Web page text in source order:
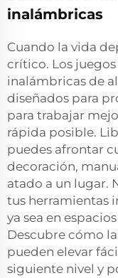
inalámbricas
Cuando la vida
crítico. Los
inalámbricas de
diseñados para
para trabajar
rápida posible.
puedes afrontar
decoración,
atado a un lugar.
tus herramientas
ya sea en
Descubre cómo
pueden elevar
siguiente nivel y